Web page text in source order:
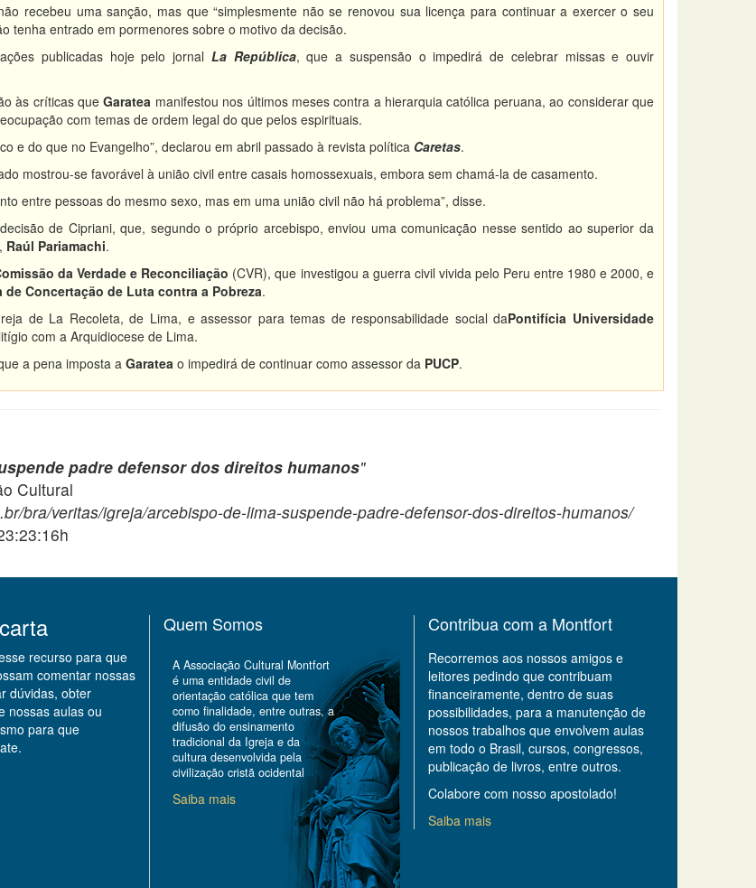
recebeu uma sanção, mas que “simplesmente não se renovou sua licença para continuar a exercer o seu
tenha entrado em pormenores sobre o motivo da decisão.
publicadas hoje pelo jornal La República, que a suspensão o impedirá de celebrar missas e ouvir
às críticas queGaratea manifestou nos últimos meses contra a hierarquia católica peruana, ao considerar que
com temas de ordem legal do que pelos espirituais.
e do que no Evangelho”, declarou em abril passado à revista política Caretas.
mostrou-se favorável à união civil entre casais homossexuais, embora sem chamá-la de casamento.
entre pessoas do mesmo sexo, mas em uma união civil não há problema”, disse.
de Cipriani, que, segundo o próprio arcebispo, enviou uma comunicação nesse sentido ao superior da
Raúl Pariamachi.
da Verdade e Reconciliação (CVR), que investigou a guerra civil vivida pelo Peru entre 1980 e 2000, e
de Concertação de Luta contra a Pobreza.
de La Recoleta, de Lima, e assessor para temas de responsabilidade social daPontifícia Universidade
com a Arquidiocese de Lima.
a pena imposta a Garatea o impedirá de continuar como assessor da PUCP.
padre defensor dos direitos humanos"
Cultural
bra/veritas/igreja/arcebispo-de-lima-suspende-padre-defensor-dos-direitos-humanos/
recurso para que
comentar nossas
dúvidas, obter
nossas aulas ou
para que
Quem Somos
A Associação Cultural Montfort
é uma entidade civil de
orientação católica que tem
como finalidade, entre outras, a
difusão do ensinamento
tradicional da Igreja e da
cultura desenvolvida pela
civilização cristã ocidental
Saiba mais
Contribua com a Montfort
Recorremos aos nossos amigos e
leitores pedindo que contribuam
financeiramente, dentro de suas
possibilidades, para a manutenção de
nossos trabalhos que envolvem aulas
em todo o Brasil, cursos, congressos,
publicação de livros, entre outros.
Colabore com nosso apostolado!
Saiba mais